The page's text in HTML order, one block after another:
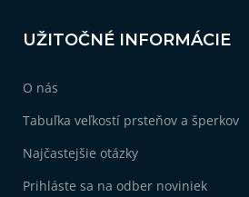
UŽITOČNÉ INFORMÁCIE
O nás
Tabuľka veľkostí prsteňov a šperkov
Najčastejšie otázky
Prihláste sa na odber noviniek